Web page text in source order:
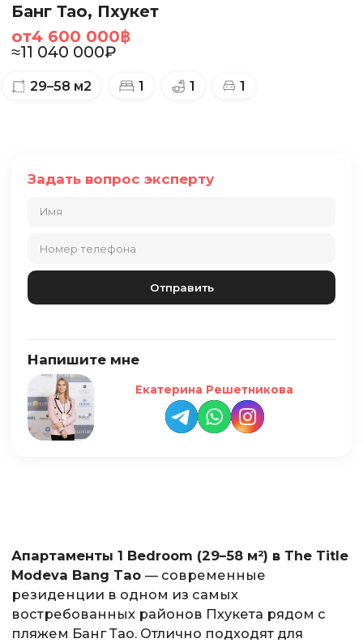
Банг Тао, Пхукет
от4 600 000฿
≈11 040 000₽
29–58 м2 1 1 1
Задать вопрос эксперту
Напишите мне
Екатерина Решетникова
Апартаменты 1 Bedroom (29–58 м²) в The Title
Modeva Bang Tao — современные
резиденции в одном из самых
востребованных районов Пхукета рядом с
пляжем Банг Тао. Отлично подходят для